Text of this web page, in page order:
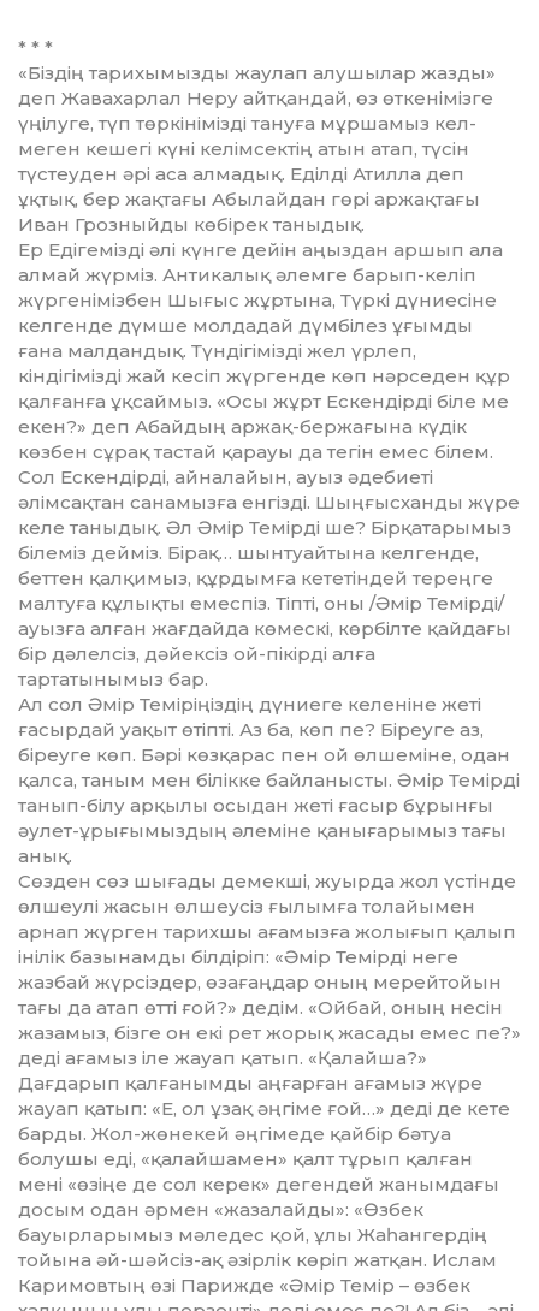
* * *
«Біздің тарихымызды жаулап алу­шылар жазды»
деп Жавахарлал Неру айтқандай, өз өткенімізге
үңілу­ге, түп төркінімізді тануға мұршамыз кел­
меген кешегі күні келімсектің атын атап, түсін
түстеуден әрі аса ал­мадық. Еділді Атилла деп
ұқтық, бер жақтағы Абылайдан гөрі аржақтағы
Иван Грозныйды көбірек таныдық.
Ер Едігемізді әлі күнге дейін аңыз­дан аршып ала
алмай жүрміз. Ан­тикалық әлемге барып-келіп
жүр­генімізбен Шығыс жұртына, Түркі дүниесіне
келгенде дүмше молдадай дүмбілез ұғымды
ғана малдандық. Түндігімізді жел үрлеп,
кіндігімізді жай кесіп жүргенде көп нәрседен құр
қал­ғанға ұқсаймыз. «Осы жұрт Ес­кендірді біле ме
екен?» деп Абайдың аржақ-бержағына күдік
көзбен сұрақ тастай қарауы да тегін емес білем.
Сол Ескендірді, айналайын, ауыз әде­биеті
әлімсақтан санамызға ен­гізді. Шыңғысханды жүре
келе та­ныдық. Әл Әмір Темірді ше? Бірқа­та­ры­мыз
білеміз дейміз. Бірақ… шын­­туайтына келгенде,
беттен қал­қимыз, құрдымға кететіндей тереңге
малтуға құлықты емеспіз. Тіпті, оны /Әмір Темірді/
ауызға алған жағдайда көмескі, көрбілте қайдағы
бір дә­лел­сіз, дәйексіз ой-пікірді алға
тартатынымыз бар.
Ал сол Әмір Теміріңіздің дүниеге ке­­леніне жеті
ғасырдай уақыт өтіпті. Аз ба, көп пе? Біреуге аз,
біреуге көп. Бәрі көзқарас пен ой өлшеміне, одан
қалса, таным мен білікке байланыс­ты. Әмір Темірді
танып-білу арқылы осыдан жеті ғасыр бұрынғы
әулет-ұрығымыздың әлеміне қанығарымыз тағы
анық.
Сөзден сөз шығады демекші, жуырд­а жол үстінде
өлшеулі жасын өлшеусіз ғылымға толайымен
арнап жүрген тарихшы ағамызға жолығып қалып
інілік базынамды білдіріп: «Әмір Темірді неге
жазбай жүрсіздер, өза­ғаңдар оның мерейтойын
тағы да атап өтті ғой?» дедім. «Ойбай, оның не­сін
жазамыз, бізге он екі рет жорық жа­сады емес пе?»
деді ағамыз іле жауап қатып. «Қалайша?»
Дағдарып қал­ғанымды аңғарған ағамыз жүре
жауап қатып: «Е, ол ұзақ әңгіме ғой…» деді де кете
барды. Жол-жө­не­кей әңгімеде қайбір бәтуа
болушы еді, «қалайшамен» қалт тұрып қалған
мені «өзіңе де сол керек» дегендей жанымдағы
досым одан әрмен «жаза­лайды»: «Өзбек
бауырларымыз мә­ледес қой, ұлы Жаһангердің
тойына әй-шәйсіз-ақ әзірлік көріп жатқан. Ислам
Каримовтың өзі Парижде «Әмір Темір – өзбек